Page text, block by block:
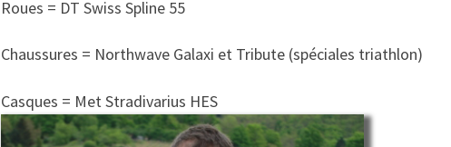
Roues = DT Swiss Spline 55
Chaussures = Northwave Galaxi et Tribute (spéciales triathlon)
Casques = Met Stradivarius HES